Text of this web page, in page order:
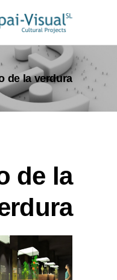
de la verdura
de la